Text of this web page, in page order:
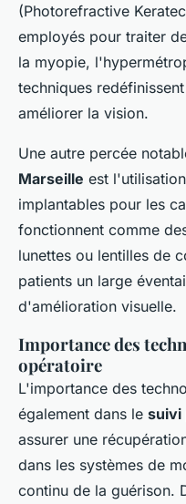
(Photorefractive
employés pour traiter
la myopie,
techniques
améliorer la vision.
Une autre percée
Marseille est
implantables pour les
fonctionnent comme
lunettes ou lentilles de
patients un large
d'amélioration visuelle.
Importance des
opératoire
L'importance des
également dans le suivi
assurer une
dans les systèmes de
continu de la guérison.